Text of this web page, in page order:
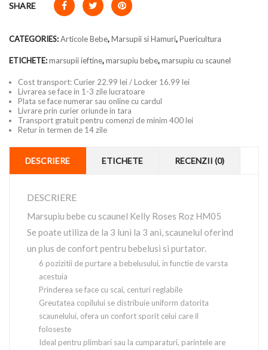
SHARE
CATEGORIES:Articole Bebe,Marsupii si Hamuri,Puericultura
ETICHETE:marsupii ieftine,marsupiu bebe,marsupiu cu scaunel
Cost transport: Curier 22.99 lei / Locker 16.99 lei
Livrarea se face in 1-3 zile lucratoare
Plata se face numerar sau online cu cardul
Livrare prin curier oriunde in tara
Transport gratuit pentru comenzi de minim 400 lei
Retur in termen de 14 zile
DESCRIERE ETICHETE RECENZII (0)
DESCRIERE
Marsupiu bebe cu scaunel Kelly Roses Roz HM05
Se poate utiliza de la 3 luni la 3 ani, scaunelul oferind
un plus de confort pentru bebelusi si purtator.
6 pozizitii de purtare a bebelusului, in functie de varsta
acestuia
Prinderea se face cu scai, centuri reglabile
Greutatea copilului se distribuie uniform datorita
scaunelului, ofera un confort sporit celui care il
foloseste
Ideal pentru plimbari sau la cumparaturi, parintele are